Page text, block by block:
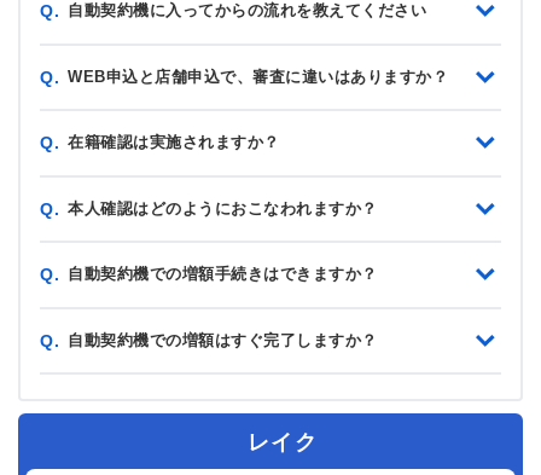
Q. 自動契約機に入ってからの流れを教えてください
Q. WEB申込と店舗申込で、審査に違いはありますか？
Q. 在籍確認は実施されますか？
Q. 本人確認はどのようにおこなわれますか？
Q. 自動契約機での増額手続きはできますか？
Q. 自動契約機での増額はすぐ完了しますか？
レイク